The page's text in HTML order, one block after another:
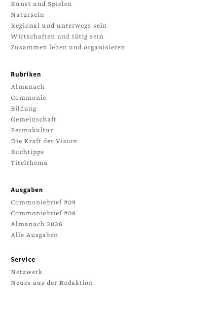
Kunst und Spielen
Natursein
Regional und unterwegs sein
Wirtschaften und tätig sein
Zusammen leben und organisieren
Rubriken
Almanach
Commonie
Bildung
Gemeinschaft
Permakultur
Die Kraft der Vision
Buchtipps
Titelthema
Ausgaben
Commoniebrief #09
Commoniebrief #08
Almanach 2026
Alle Ausgaben
Service
Netzwerk
Neues aus der Redaktion